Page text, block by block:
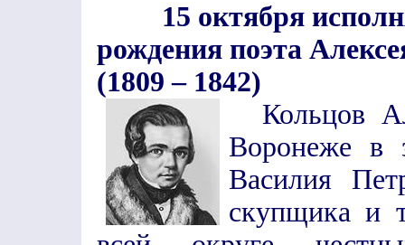
15 октября
рождения поэта
(1809 – 1842)
Кольцов
Воронеже в
Василия
скупщика и